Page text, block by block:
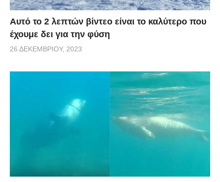
Αυτό το 2 λεπτών βίντεο είναι το καλύτερο που
έχουμε δει για την φύση
26 ΔΕΚΕΜΒΡΊΟΥ, 2023